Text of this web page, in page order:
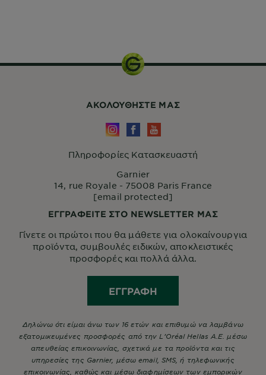
ΑΚΟΛΟΥΘHΣΤΕ ΜΑΣ
Πληροφορίες Κατασκευαστή
Garnier
14, rue Royale - 75008 Paris France
[email protected]
ΕΓΓΡΑΦΕΙΤΕ ΣΤΟ NEWSLETTER ΜΑΣ
Γίνετε οι πρώτοι που θα μάθετε για ολοκαίνουργια
προϊόντα, συμβουλές ειδικών, αποκλειστικές
προσφορές και πολλά άλλα.
ΕΓΓΡΑΦΉ
Δηλώνω ότι είμαι άνω των 16 ετών και επιθυμώ να λαμβάνω
εξατομικευμένες προσφορές από την L’Oréal Hellas A.E. μέσω
απευθείας επικοινωνίας, σχετικά με τα προϊόντα και τις
υπηρεσίες της Garnier, μέσω email, SMS, ή τηλεφωνικής
επικοινωνίας, καθώς και μέσω διαφημίσεων των εμπορικών